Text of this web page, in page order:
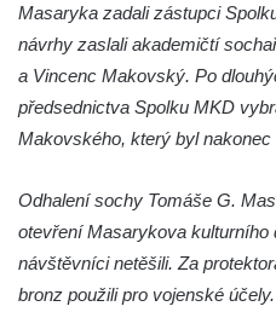
Socha Mamutí lebka v ZOO
Socha Orel v ZOO Hluboká
Socha Vydry si hrají v ZOO
Socha Matka příroda v ZOO
Socha Lišky v ZOO Hluboká
Socha Kudlanka v ZOO
Masaryka zadali zástupci
návrhy zaslali akademičtí
a Vincenc Makovský. Po
předsednictva Spolku MKD
Makovského, který byl nakonec
Odhalení sochy Tomáše G.
otevření Masarykova
návštěvníci netěšili. Za
bronz použili pro vojenské